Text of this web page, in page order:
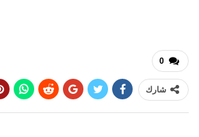
0
شارك